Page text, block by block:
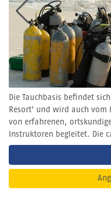
Die Tauchbasis befindet
Resort' und wird auch vom
von erfahrenen,
Instruktoren begleitet. Die